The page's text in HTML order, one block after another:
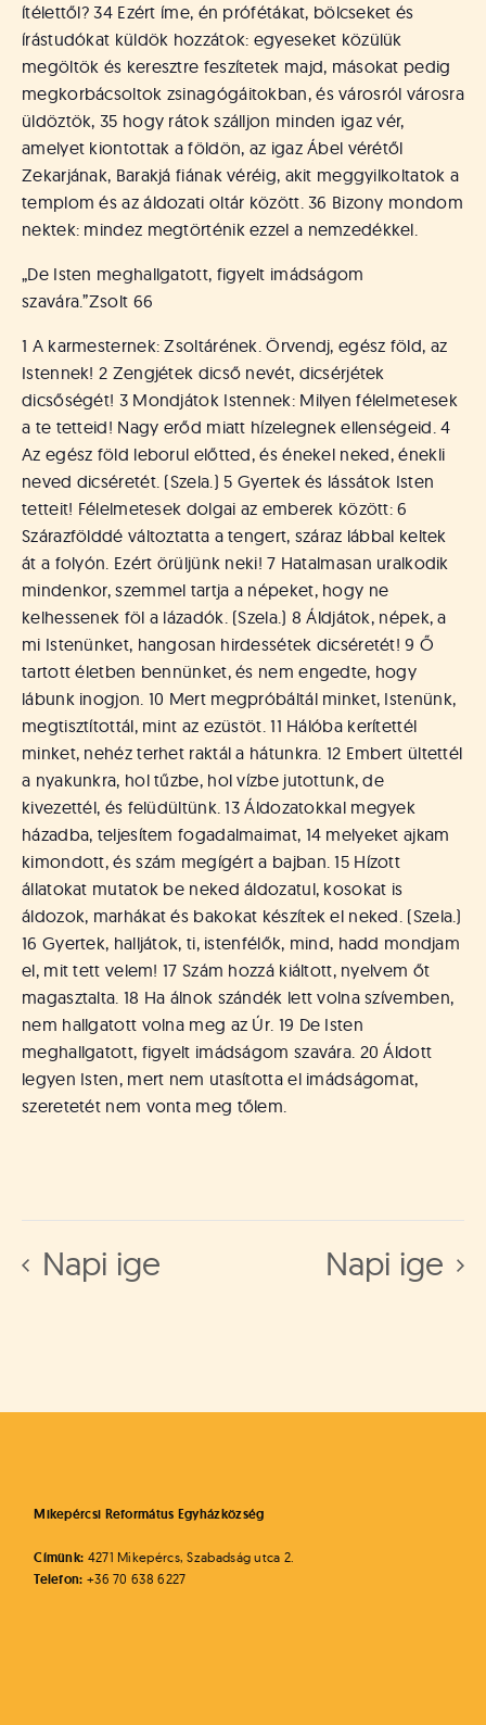
ítélettől? 34 Ezért íme, én prófétákat, bölcseket és
írástudókat küldök hozzátok: egyeseket közülük
megöltök és keresztre feszítetek majd, másokat pedig
megkorbácsoltok zsinagógáitokban, és városról városra
üldöztök, 35 hogy rátok szálljon minden igaz vér,
amelyet kiontottak a földön, az igaz Ábel vérétől
Zekarjának, Barakjá fiának véréig, akit meggyilkoltatok a
templom és az áldozati oltár között. 36 Bizony mondom
nektek: mindez megtörténik ezzel a nemzedékkel.
„De Isten meghallgatott, figyelt imádságom
szavára.”Zsolt 66
1 A karmesternek: Zsoltárének. Örvendj, egész föld, az
Istennek! 2 Zengjétek dicső nevét, dicsérjétek
dicsőségét! 3 Mondjátok Istennek: Milyen félelmetesek
a te tetteid! Nagy erőd miatt hízelegnek ellenségeid. 4
Az egész föld leborul előtted, és énekel neked, énekli
neved dicséretét. (Szela.) 5 Gyertek és lássátok Isten
tetteit! Félelmetesek dolgai az emberek között: 6
Szárazfölddé változtatta a tengert, száraz lábbal keltek
át a folyón. Ezért örüljünk neki! 7 Hatalmasan uralkodik
mindenkor, szemmel tartja a népeket, hogy ne
kelhessenek föl a lázadók. (Szela.) 8 Áldjátok, népek, a
mi Istenünket, hangosan hirdessétek dicséretét! 9 Ő
tartott életben bennünket, és nem engedte, hogy
lábunk inogjon. 10 Mert megpróbáltál minket, Istenünk,
megtisztítottál, mint az ezüstöt. 11 Hálóba kerítettél
minket, nehéz terhet raktál a hátunkra. 12 Embert ültettél
a nyakunkra, hol tűzbe, hol vízbe jutottunk, de
kivezettél, és felüdültünk. 13 Áldozatokkal megyek
házadba, teljesítem fogadalmaimat, 14 melyeket ajkam
kimondott, és szám megígért a bajban. 15 Hízott
állatokat mutatok be neked áldozatul, kosokat is
áldozok, marhákat és bakokat készítek el neked. (Szela.)
16 Gyertek, halljátok, ti, istenfélők, mind, hadd mondjam
el, mit tett velem! 17 Szám hozzá kiáltott, nyelvem őt
magasztalta. 18 Ha álnok szándék lett volna szívemben,
nem hallgatott volna meg az Úr. 19 De Isten
meghallgatott, figyelt imádságom szavára. 20 Áldott
legyen Isten, mert nem utasította el imádságomat,
szeretetét nem vonta meg tőlem.
Napi ige Napi ige
Mikepércsi Református Egyházközség
Címünk: 4271 Mikepércs, Szabadság utca 2.
Telefon: +36 70 638 6227